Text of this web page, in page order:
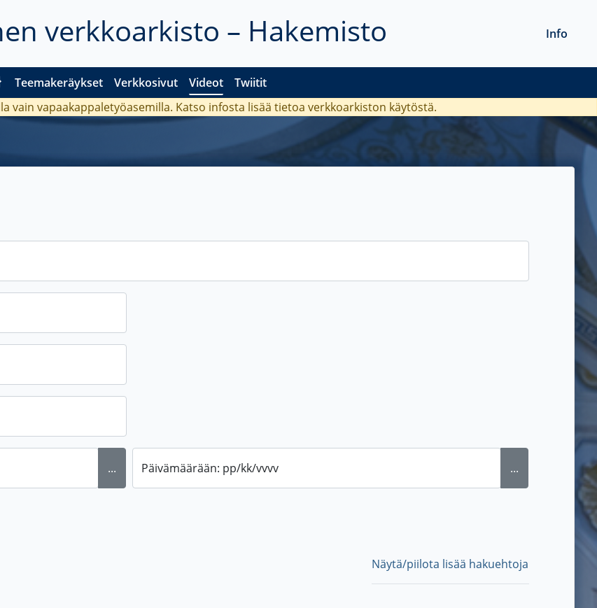
verkkoarkisto – Hakemisto
Teemakeräykset Verkkosivut Videot Twiitit
Info
vain vapaakappaletyöasemilla. Katso infosta lisää tietoa verkkoarkiston käytöstä.
... Päivämäärään: pp/kk/vvvv ...
Näytä/piilota lisää hakuehtoja